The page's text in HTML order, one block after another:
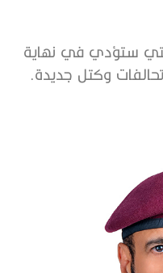
التي ستؤدي في نهاية
وكتل جديدة.